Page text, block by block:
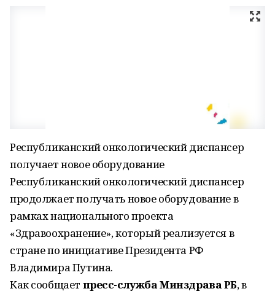
Республиканский онкологический диспансер
получает новое оборудование
Республиканский онкологический диспансер
продолжает получать новое оборудование в
рамках национального проекта
«Здравоохранение», который реализуется в
стране по инициативе Президента РФ
Владимира Путина.
Как сообщает пресс-служба Минздрава РБ, в